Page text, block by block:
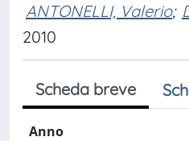
ANTONELLI, Valerio;
2010
Scheda breve
Anno